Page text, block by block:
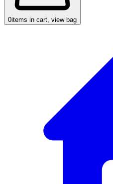
0items in cart, view bag